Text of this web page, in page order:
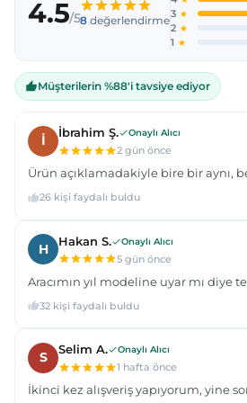
Ürün bilgilerinde hatalar
Ürün fiyatı diğer sitelerden daha
Bu ürüne benzer farklı alternatifler